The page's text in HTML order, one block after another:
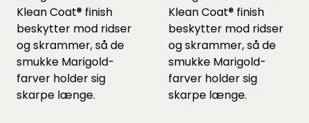
Klean Coat® finish
beskytter mod ridser
og skrammer, så de
smukke Marigold-
farver holder sig
skarpe længe.
Klean Coat® finish
beskytter mod ridser
og skrammer, så de
smukke Marigold-
farver holder sig
skarpe længe.